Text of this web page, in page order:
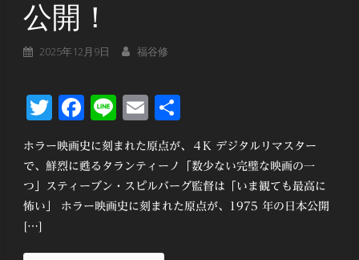
公開！
2025年12月9日 福谷修
Twitter
Facebook
LineEmail
ホラー映画史に刻まれた原点が、４K デジタルリマスター
で、鮮烈に甦るタランティーノ「数少ない完璧な映画の一
つ」スティーブン・スピルバーグ監督は「いま観ても最⾼に
怖い」 ホラー映画史に刻まれた原点が、1975 年の⽇本公開
[…]